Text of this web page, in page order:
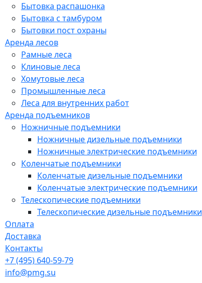
Бытовка распашонка
Бытовка с тамбуром
Бытовки пост охраны
Аренда лесов
Рамные леса
Клиновые леса
Хомутовые леса
Промышленные леса
Леса для внутренних работ
Аренда подъемников
Ножничные подъемники
Ножничные дизельные подъемники
Ножничные электрические подъемники
Коленчатые подъемники
Коленчатые дизельные подъемники
Коленчатые электрические подъемники
Телескопические подъемники
Телескопические дизельные подъемники
Оплата
Доставка
Контакты
+7 (495) 640-59-79
info@pmg.su